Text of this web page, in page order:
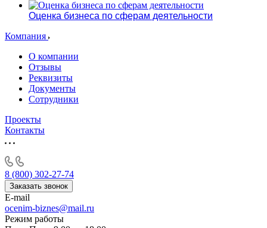
Оценка бизнеса по сферам деятельности
Компания
О компании
Отзывы
Реквизиты
Документы
Сотрудники
Проекты
Контакты
8 (800) 302-27-74
Заказать звонок
E-mail
ocenim-biznes@mail.ru
Режим работы